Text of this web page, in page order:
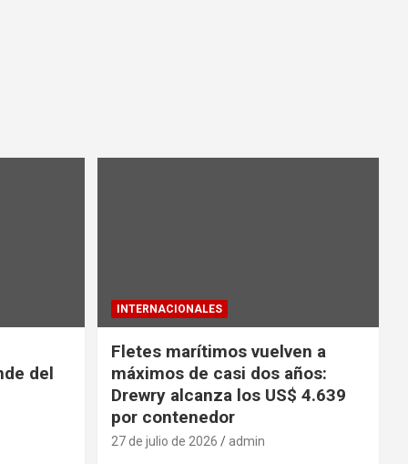
del
INTERNACIONALES
Fletes marítimos vuelven a
máximos de casi dos años:
Drewry alcanza los US$ 4.639
por contenedor
27 de julio de 2026 admin